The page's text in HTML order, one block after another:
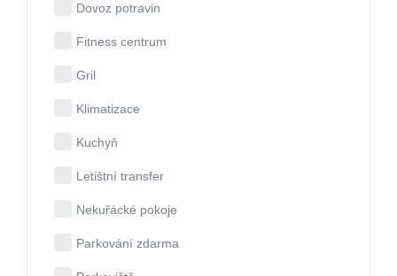
Dovoz potravin
Fitness centrum
Gril
Klimatizace
Kuchyň
Letištní transfer
Nekuřácké pokoje
Parkování zdarma